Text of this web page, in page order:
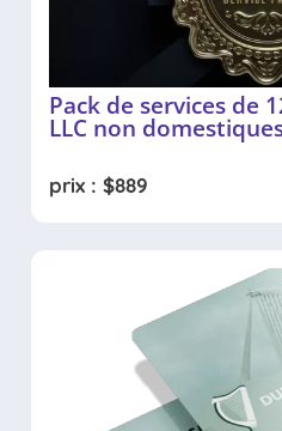
Pack de services de
LLC non
prix : $889